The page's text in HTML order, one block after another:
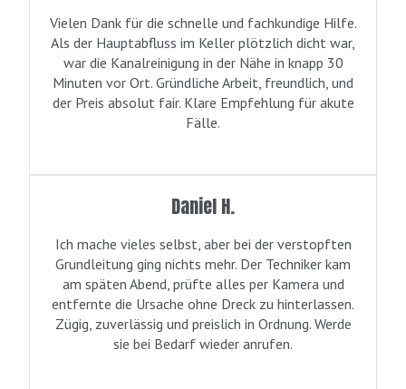
Vielen Dank für die schnelle und fachkundige Hilfe.
Als der Hauptabfluss im Keller plötzlich dicht war,
war die Kanalreinigung in der Nähe in knapp 30
Minuten vor Ort. Gründliche Arbeit, freundlich, und
der Preis absolut fair. Klare Empfehlung für akute
Fälle.
Daniel H.
Ich mache vieles selbst, aber bei der verstopften
Grundleitung ging nichts mehr. Der Techniker kam
am späten Abend, prüfte alles per Kamera und
entfernte die Ursache ohne Dreck zu hinterlassen.
Zügig, zuverlässig und preislich in Ordnung. Werde
sie bei Bedarf wieder anrufen.